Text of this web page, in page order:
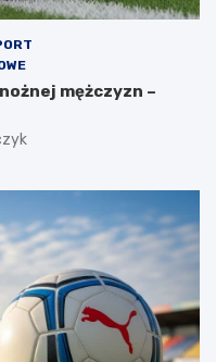
mężczyzn –